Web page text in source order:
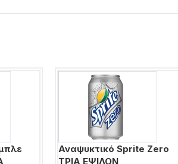
Αναψυκτικό Sprite Zero
ΤΡΙΑ ΕΨΙΛΟΝ